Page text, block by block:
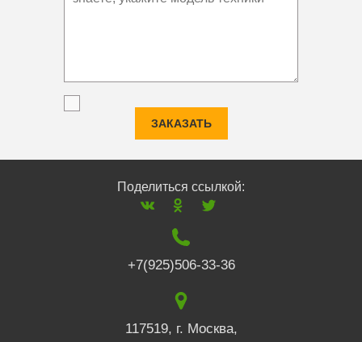
ЗАКАЗАТЬ
Поделиться ссылкой:
+7(925)506-33-36
117519, г. Москва,